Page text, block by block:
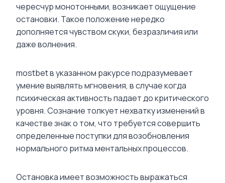
чересчур монотонными, возникает ощущение
остановки. Такое положение нередко
дополняется чувством скуки, безразличия или
даже волнения.
mostbet в указанном ракурсе подразумевает
умение выявлять мгновения, в случае когда
психическая активность падает до критического
уровня. Сознание толкует нехватку изменений в
качестве знак о том, что требуется совершить
определенные поступки для возобновления
нормального ритма ментальных процессов.
Остановка имеет возможность выражаться